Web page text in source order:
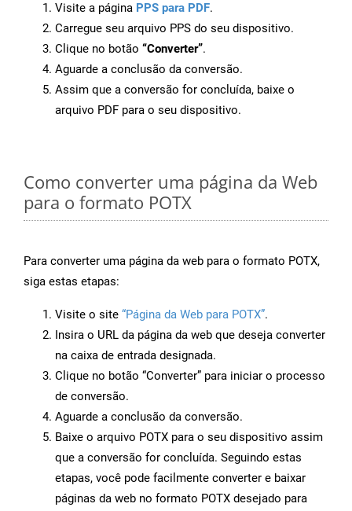
Visite a página PPS para PDF.
Carregue seu arquivo PPS do seu dispositivo.
Clique no botão “Converter”.
Aguarde a conclusão da conversão.
Assim que a conversão for concluída, baixe o
arquivo PDF para o seu dispositivo.
Como converter uma página da Web
para o formato POTX
Para converter uma página da web para o formato POTX,
siga estas etapas:
Visite o site “Página da Web para POTX”.
Insira o URL da página da web que deseja converter
na caixa de entrada designada.
Clique no botão “Converter” para iniciar o processo
de conversão.
Aguarde a conclusão da conversão.
Baixe o arquivo POTX para o seu dispositivo assim
que a conversão for concluída. Seguindo estas
etapas, você pode facilmente converter e baixar
páginas da web no formato POTX desejado para